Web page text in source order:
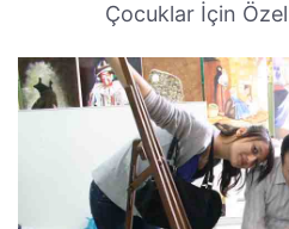
Çocuklar İçin